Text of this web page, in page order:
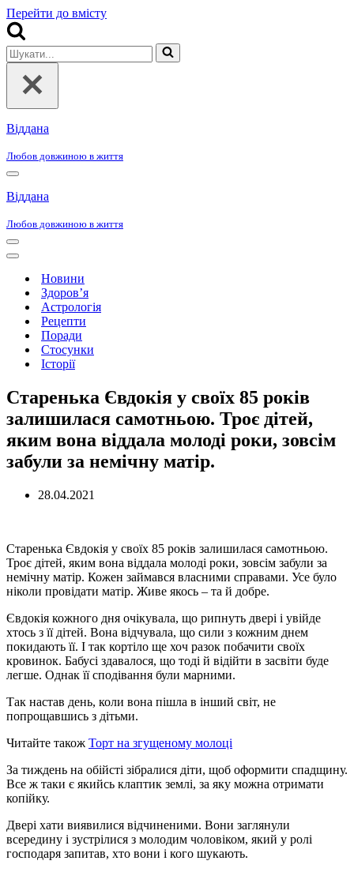
Перейти до вмісту
Шукати...
Віддана
Любов довжиною в життя
Меню
навігації
Віддана
Любов довжиною в життя
Меню
навігації
Меню
навігаціїНовини
Здоров’я
Астрологія
Рецепти
Поради
Стосунки
Історії
Старенька Євдокія у своїх 85 років
залишилася самотньою. Троє дітей,
яким вона віддала молоді роки, зовсім
забули за немічну матір.
28.04.2021
Старенька Євдокія у своїх 85 років залишилася самотньою.
Троє дітей, яким вона віддала молоді роки, зовсім забули за
немічну матір. Кожен займався власними справами. Усе було
ніколи провідати матір. Живе якось – та й добре.
Євдокія кожного дня очікувала, що рипнуть двері і увійде
хтось з її дітей. Вона відчувала, що сили з кожним днем
покидають її. І так кортіло ще хоч разок побачити своїх
кровинок. Бабусі здавалося, що тоді й відійти в засвіти буде
легше. Однак її сподівання були марними.
Так настав день, коли вона пішла в інший світ, не
попрощавшись з дітьми.
Читайте також Торт на згущеному молоці
За тиждень на обійсті зібралися діти, щоб оформити спадщину.
Все ж таки є якийсь клаптик землі, за яку можна отримати
копійку.
Двері хати виявилися відчиненими. Вони заглянули
всередину і зустрілися з молодим чоловіком, який у ролі
господаря запитав, хто вони і кого шукають.